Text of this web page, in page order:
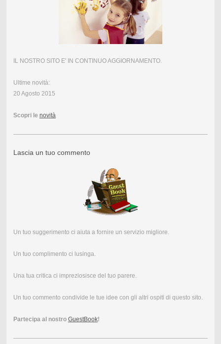
IL NOSTRO SITO E' IN CONTINUO AGGIORNAMENTO.
Ultime novità:
20 Agosto 2015
Scopri le novità
Lascia un tuo commento
Un tuo suggerimento ci aiuta a fornire un servizio migliore.
Un tuo complimento ci lusinga.
Una tua critica ci impreziosisce del tuo parere.
Un tuo commento condivide le tue idee con gli altri ospiti di questo sito.
Partecipa al nostro GuestBook!